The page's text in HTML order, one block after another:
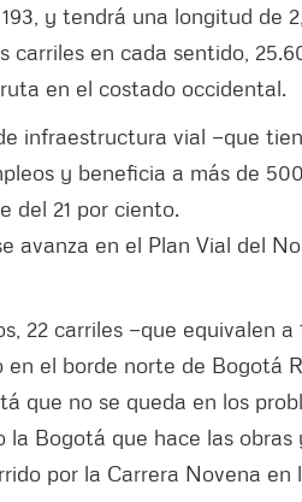
y tendrá una longitud de
carriles en cada sentido,
en el costado occidental.
infraestructura vial —que
y beneficia a más de
del 21 por ciento.
avanza en el Plan Vial del
22 carriles —que equivalen
el borde norte de Bogotá
que no se queda en los
la Bogotá que hace las
por la Carrera Novena en